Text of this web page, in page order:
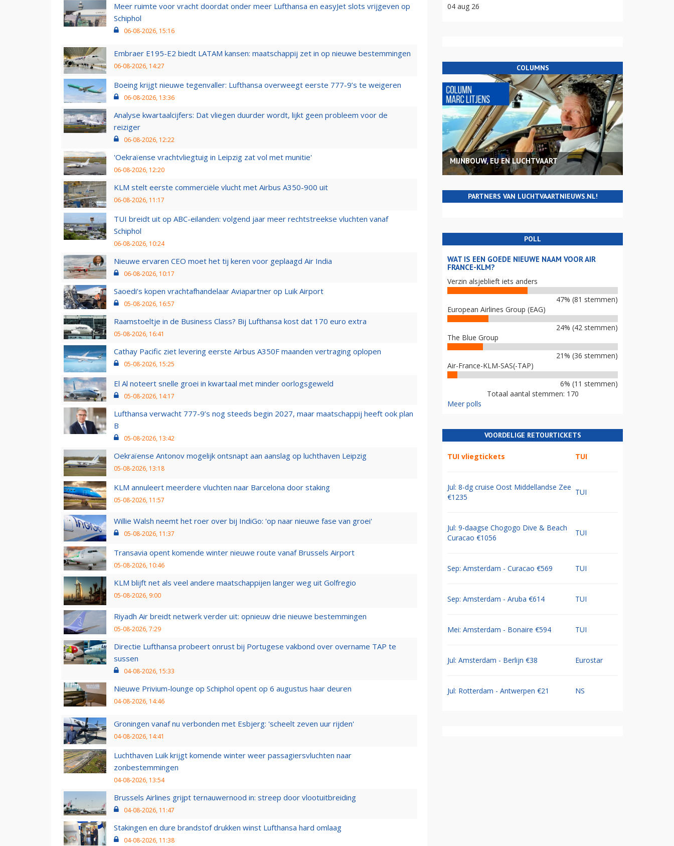
Meer ruimte voor vracht doordat onder meer Lufthansa en easyJet slots vrijgeven op
Schiphol
06-08-2026, 15:16
Embraer E195-E2 biedt LATAM kansen: maatschappij zet in op nieuwe bestemmingen
06-08-2026, 14:27
Boeing krijgt nieuwe tegenvaller: Lufthansa overweegt eerste 777-9’s te weigeren
06-08-2026, 13:36
Analyse kwartaalcijfers: Dat vliegen duurder wordt, lijkt geen probleem voor de
reiziger
06-08-2026, 12:22
'Oekraïense vrachtvliegtuig in Leipzig zat vol met munitie'
06-08-2026, 12:20
KLM stelt eerste commerciële vlucht met Airbus A350-900 uit
06-08-2026, 11:17
TUI breidt uit op ABC-eilanden: volgend jaar meer rechtstreekse vluchten vanaf
Schiphol
06-08-2026, 10:24
Nieuwe ervaren CEO moet het tij keren voor geplaagd Air India
06-08-2026, 10:17
Saoedi’s kopen vrachtafhandelaar Aviapartner op Luik Airport
05-08-2026, 16:57
Raamstoeltje in de Business Class? Bij Lufthansa kost dat 170 euro extra
05-08-2026, 16:41
Cathay Pacific ziet levering eerste Airbus A350F maanden vertraging oplopen
05-08-2026, 15:25
El Al noteert snelle groei in kwartaal met minder oorlogsgeweld
05-08-2026, 14:17
Lufthansa verwacht 777-9’s nog steeds begin 2027, maar maatschappij heeft ook plan
B
05-08-2026, 13:42
Oekraïense Antonov mogelijk ontsnapt aan aanslag op luchthaven Leipzig
05-08-2026, 13:18
KLM annuleert meerdere vluchten naar Barcelona door staking
05-08-2026, 11:57
Willie Walsh neemt het roer over bij IndiGo: 'op naar nieuwe fase van groei'
05-08-2026, 11:37
Transavia opent komende winter nieuwe route vanaf Brussels Airport
05-08-2026, 10:46
KLM blijft net als veel andere maatschappijen langer weg uit Golfregio
05-08-2026, 9:00
Riyadh Air breidt netwerk verder uit: opnieuw drie nieuwe bestemmingen
05-08-2026, 7:29
Directie Lufthansa probeert onrust bij Portugese vakbond over overname TAP te
sussen
04-08-2026, 15:33
Nieuwe Privium-lounge op Schiphol opent op 6 augustus haar deuren
04-08-2026, 14:46
Groningen vanaf nu verbonden met Esbjerg: 'scheelt zeven uur rijden'
04-08-2026, 14:41
Luchthaven Luik krijgt komende winter weer passagiersvluchten naar
zonbestemmingen
04-08-2026, 13:54
Brussels Airlines grijpt ternauwernood in: streep door vlootuitbreiding
04-08-2026, 11:47
Stakingen en dure brandstof drukken winst Lufthansa hard omlaag
04-08-2026, 11:38
04 aug 26
COLUMNS
MIJNBOUW, EU EN LUCHTVAART
PARTNERS VAN LUCHTVAARTNIEUWS.NL!
POLL
WAT IS EEN GOEDE NIEUWE NAAM VOOR AIR
FRANCE-KLM?
Verzin alsjeblieft iets anders
47% (81 stemmen)
European Airlines Group (EAG)
24% (42 stemmen)
The Blue Group
21% (36 stemmen)
Air-France-KLM-SAS(-TAP)
6% (11 stemmen)
Totaal aantal stemmen: 170
Meer polls
VOORDELIGE RETOURTICKETS
TUI vliegtickets TUI
Jul: 8-dg cruise Oost Middellandse Zee
€1235
TUI
Jul: 9-daagse Chogogo Dive & Beach
Curacao €1056
TUI
Sep: Amsterdam - Curacao €569 TUI
Sep: Amsterdam - Aruba €614 TUI
Mei: Amsterdam - Bonaire €594 TUI
Jul: Amsterdam - Berlijn €38 Eurostar
Jul: Rotterdam - Antwerpen €21 NS